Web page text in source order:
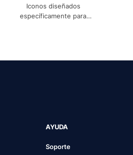
Iconos diseñados
específicamente para
AYUDA
Soporte